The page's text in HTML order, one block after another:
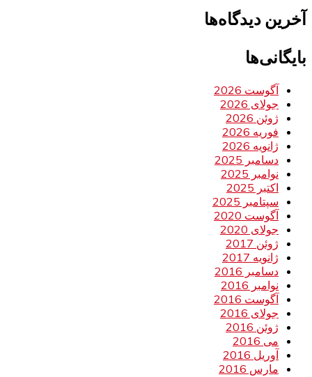
آخرین دیدگاه‌ها
بایگانی‌ها
آگوست 2026
جولای 2026
ژوئن 2026
فوریه 2026
ژانویه 2026
دسامبر 2025
نوامبر 2025
اکتبر 2025
سپتامبر 2025
آگوست 2020
جولای 2020
ژوئن 2017
ژانویه 2017
دسامبر 2016
نوامبر 2016
آگوست 2016
جولای 2016
ژوئن 2016
می 2016
آوریل 2016
مارس 2016